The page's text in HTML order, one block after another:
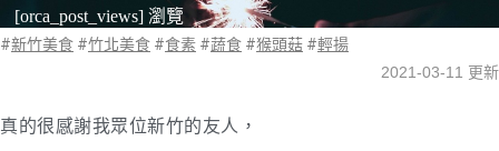
[orca_post_views] 瀏覽
#新竹美食 #竹北美食 #食素 #蔬食 #猴頭菇 #輕揚
2021-03-11 更新
真的很感謝我眾位新竹的友人，